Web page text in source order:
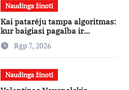
Naudinga žinoti
Kai patarėju tampa algoritmas:
kur baigiasi pagalba ir
prasideda reklama?
Rgp 7, 2026
Naudinga žinoti